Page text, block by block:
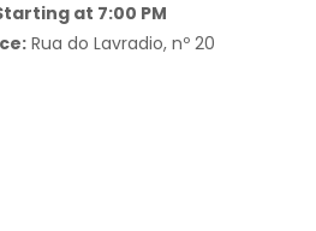
at 7:00 PM
Rua do Lavradio, nº 20